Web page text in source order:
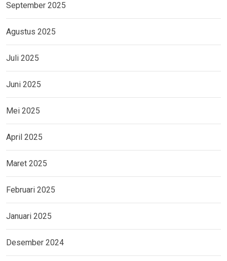
September 2025
Agustus 2025
Juli 2025
Juni 2025
Mei 2025
April 2025
Maret 2025
Februari 2025
Januari 2025
Desember 2024